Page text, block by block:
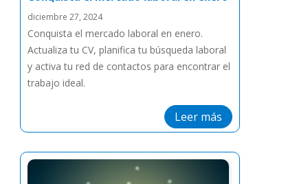
diciembre 27, 2024
Conquista el mercado laboral en enero.
Actualiza tu CV, planifica tu búsqueda laboral
y activa tu red de contactos para encontrar el
trabajo ideal.
Leer más